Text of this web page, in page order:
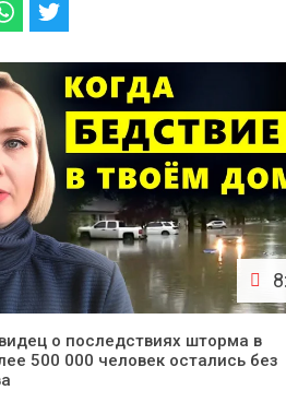
о последствиях шторма в
500 000 человек остались без